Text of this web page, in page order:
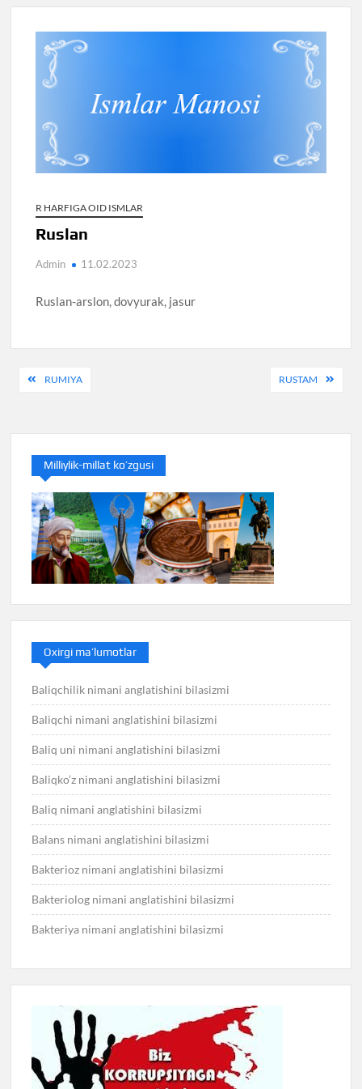
R HARFIGA OID ISMLAR
Ruslan
Admin 11.02.2023
Ruslan-arslon, dovyurak, jasur
PostRUMIYA RUSTAM
Milliylik-millat ko’zgusi
Oxirgi ma’lumotlar
Baliqchilik nimani anglatishini bilasizmi
Baliqchi nimani anglatishini bilasizmi
Baliq uni nimani anglatishini bilasizmi
Baliqko’z nimani anglatishini bilasizmi
Baliq nimani anglatishini bilasizmi
Balans nimani anglatishini bilasizmi
Bakterioz nimani anglatishini bilasizmi
Bakteriolog nimani anglatishini bilasizmi
Bakteriya nimani anglatishini bilasizmi